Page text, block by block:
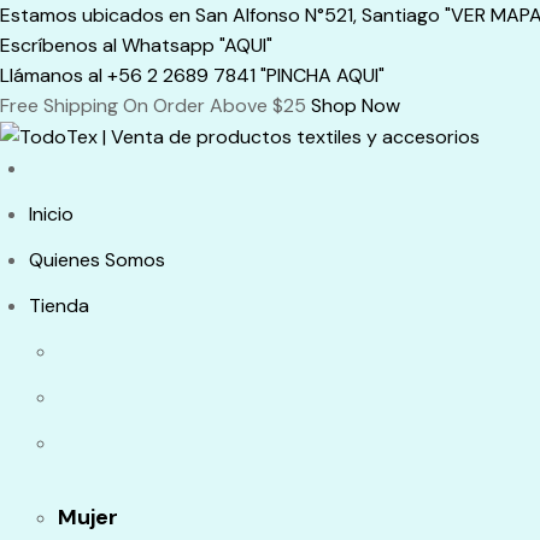
Skip
to
content
Estamos ubicados en San Alfonso N°521, Santiago "VER
Escríbenos al Whatsapp "AQUI"
Llámanos al +56 2 2689 7841 "PINCHA AQUI"
Free Shipping On Order Above $25 Shop Now
Inicio
Quienes Somos
Tienda
Mujer